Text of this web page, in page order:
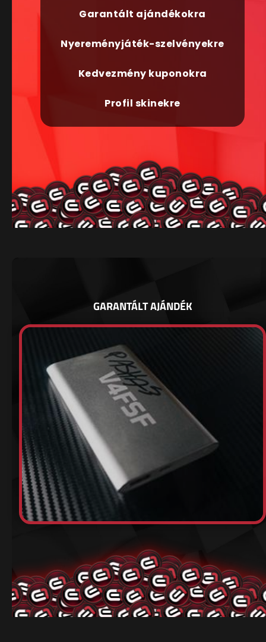
Garantált ajándékokra
Nyereményjáték-szelvényekre
Kedvezmény kuponokra
Profil skinekre
GARANTÁLT AJÁNDÉK